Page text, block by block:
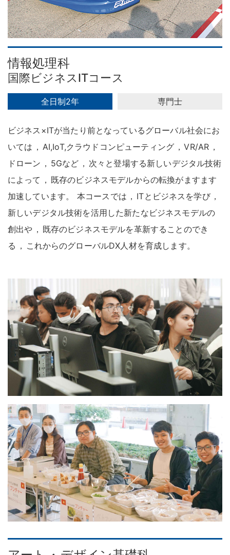
情報処理科
国際ビジネスITコース
全日制2年 専門士
ビジネス×ITが当たり前となっているグローバル社会にお
いては ， AI,IoT,クラウドコンピューティング ， VR/AR ，
ドローン ， 5Gなど ， 次々と登場する新しいデジタル技術
によって ， 既存のビジネスモデルからの転換がますます
加速しています。 本コースでは ， ITとビジネスを学び ，
新しいデジタル技術を活用した新たなビジネスモデルの
創出や ， 既存のビジネスモデルを革新することのでき
る ， これからのグローバルDX人材を育成します。